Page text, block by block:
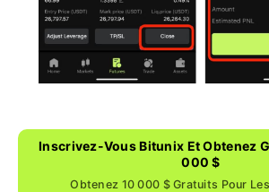
Inscrivez-Vous Bitunix Et Obtenez
000 $
Obtenez 10 000 $ Gratuits Pour